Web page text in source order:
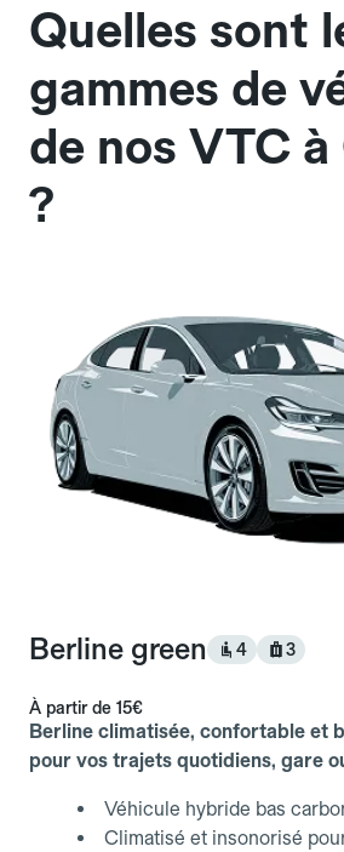
Quelles sont
gammes de
de nos VTC
?
Berline green 4 3
À partir de 15€
Berline climatisée, confortable et
pour vos trajets quotidiens, gare
Véhicule hybride bas
Climatisé et insonorisé